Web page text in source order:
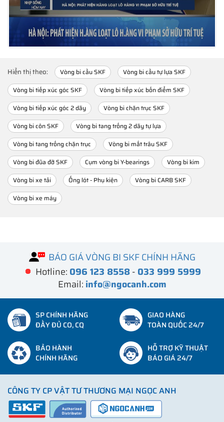
Hiển thị theo: Vòng bi cầu SKF
Vòng bi cầu tự lựa SKF
Vòng bi tiếp xúc góc SKF
Vòng bi tiếp xúc bốn điểm SKF
Vòng bi tiếp xúc góc 2 dãy
Vòng bi chặn trục SKF
Vòng bi côn SKF
Vòng bi tang trống 2 dãy tự lựa
Vòng bi tang trống chặn trục
Vòng bi mắt trâu SKF
Vòng bi đũa đỡ SKF
Cụm vòng bi Y-bearings
Vòng bi kim
Vòng bi xe tải
Ống lót - Phụ kiện
Vòng bi CARB SKF
Vòng bi xe máy
BÁO GIÁ VÒNG BI SKF CHÍNH HÃNG
Hotline: 096 123 8558- 033 999 5999
Email: info@ngocanh.com
SP CHÍNH HÃNG
ĐẦY ĐỦ CO, CQ
GIAO HÀNG
TOÀN QUỐC 24/7
BẢO HÀNH
CHÍNH HÃNG
HỖ TRỢ KỸ THUẬT
BÁO GIÁ 24/7
CÔNG TY CP VẬT TƯ THƯƠNG MẠI NGỌC ANH